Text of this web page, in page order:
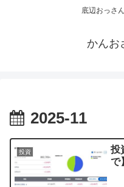
底辺おっさ
かんお
2025-11
投資
投
で